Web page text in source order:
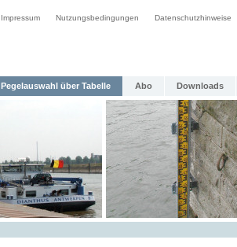
Impressum Nutzungsbedingungen Datenschutzhinweise
Pegelauswahl über Tabelle Abo Downloads